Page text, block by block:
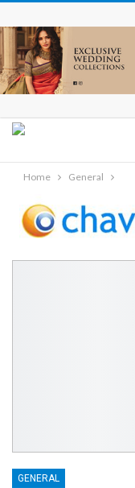
Home General
GENERAL